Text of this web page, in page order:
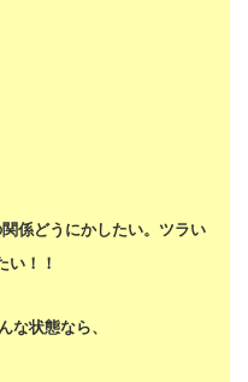
係どうにかしたい。 ツラい
い！！
な状態なら、